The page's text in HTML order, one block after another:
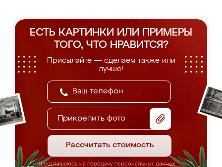
ЕСТЬ КАРТИНКИ ИЛИ ПРИМЕРЫ
ТОГО, ЧТО НРАВИТСЯ?
Присылайте — сделаем также или
лучше!
Прикрепить фото
Рассчитать стоимость
Я соглашаюсь на передачу персональных данных